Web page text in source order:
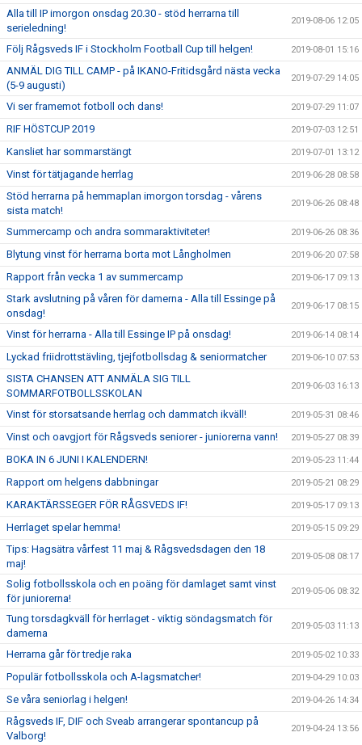
Alla till IP imorgon onsdag 20.30 - stöd herrarna till
serieledning!
2019-08-06 12:05
Följ Rågsveds IF i Stockholm Football Cup till helgen! 2019-08-01 15:16
ANMÄL DIG TILL CAMP - på IKANO-Fritidsgård nästa vecka
(5-9 augusti)
2019-07-29 14:05
Vi ser framemot fotboll och dans! 2019-07-29 11:07
RIF HÖSTCUP 2019 2019-07-03 12:51
Kansliet har sommarstängt 2019-07-01 13:12
Vinst för tätjagande herrlag 2019-06-28 08:58
Stöd herrarna på hemmaplan imorgon torsdag - vårens
sista match!
2019-06-26 08:48
Summercamp och andra sommaraktiviteter! 2019-06-26 08:36
Blytung vinst för herrarna borta mot Långholmen 2019-06-20 07:58
Rapport från vecka 1 av summercamp 2019-06-17 09:13
Stark avslutning på våren för damerna - Alla till Essinge på
onsdag!
2019-06-17 08:15
Vinst för herrarna - Alla till Essinge IP på onsdag! 2019-06-14 08:14
Lyckad friidrottstävling, tjejfotbollsdag & seniormatcher 2019-06-10 07:53
SISTA CHANSEN ATT ANMÄLA SIG TILL
SOMMARFOTBOLLSSKOLAN
2019-06-03 16:13
Vinst för storsatsande herrlag och dammatch ikväll! 2019-05-31 08:46
Vinst och oavgjort för Rågsveds seniorer - juniorerna vann! 2019-05-27 08:39
BOKA IN 6 JUNI I KALENDERN! 2019-05-23 11:44
Rapport om helgens dabbningar 2019-05-21 08:29
KARAKTÄRSSEGER FÖR RÅGSVEDS IF! 2019-05-17 09:13
Herrlaget spelar hemma! 2019-05-15 09:29
Tips: Hagsätra vårfest 11 maj & Rågsvedsdagen den 18
maj!
2019-05-08 08:17
Solig fotbollsskola och en poäng för damlaget samt vinst
för juniorerna!
2019-05-06 08:32
Tung torsdagkväll för herrlaget - viktig söndagsmatch för
damerna
2019-05-03 11:13
Herrarna går för tredje raka 2019-05-02 10:33
Populär fotbollsskola och A-lagsmatcher! 2019-04-29 10:03
Se våra seniorlag i helgen! 2019-04-26 14:34
Rågsveds IF, DIF och Sveab arrangerar spontancup på
Valborg!
2019-04-24 13:56